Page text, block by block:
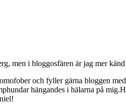
men i bloggosfären är jag mer
och fyller gärna bloggen
hängandes i hälarna på